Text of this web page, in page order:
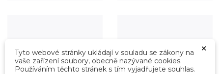
×
Tyto webové stránky ukládají v souladu se zákony na
vaše zařízení soubory, obecně nazývané cookies.
Používáním těchto stránek s tím vyjadřujete souhlas.